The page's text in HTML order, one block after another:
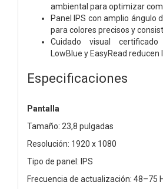
ambiental para optimizar
Panel IPS con amplio ángulo
para colores precisos y
Cuidado visual certificado
LowBlue y EasyRead reducen
Especificaciones
Pantalla
Tamaño: 23,8 pulgadas
Resolución: 1920 x 1080
Tipo de panel: IPS
Frecuencia de actualización: 48–75